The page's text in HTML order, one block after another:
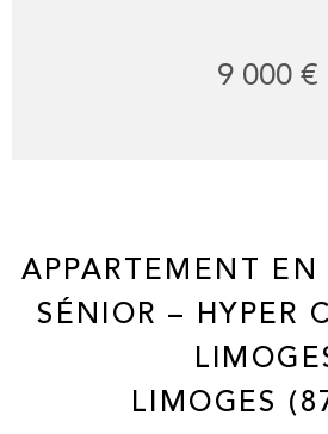
9 000 €
APPARTEMENT EN
SÉNIOR – HYPER
LIMOGES